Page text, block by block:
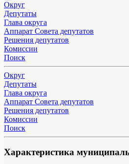
Округ
Депутаты
Глава округа
Аппарат Совета депутатов
Решения депутатов
Комиссии
Поиск
Округ
Депутаты
Глава округа
Аппарат Совета депутатов
Решения депутатов
Комиссии
Поиск
Характеристика